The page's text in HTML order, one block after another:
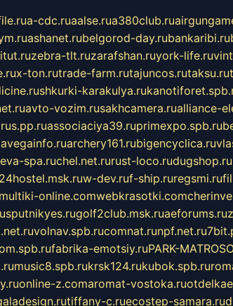
a-cdc.ruaalse.rua380club.ru
ashanet.rubelgorod-day.rubankaribi.ru
zebra-tlt.ruzarafshan.ruyork-life.ru
x-ton.rutrade-farm.rutajuncos.rutaksu.ru
shkurki-karakulya.ru
avto-vozim.rusakhcamera.rualliance-
associaciya39.ruprimexpo.spb.ru
avegainfo.ruarchery161.rubigencyclica.ru
spa.ruchel.net.rurust-loco.rudugshop.ru
24hostel.msk.ruw-dev.ruf-ship.ruregsmi.ru
multiki-online.comwebkrasotki.com
sputnikyes.rugolf2club.msk.ruaeforums.ru
volnav.spb.rucomnat.runpf.net.ru
fabrika-emotsiy.ruPARK-
music8.spb.rukrsk124.rukubok.spb.ru
online-z.comaromat-vostoka.ru
tiffany-c.ruecostep-samara.ru